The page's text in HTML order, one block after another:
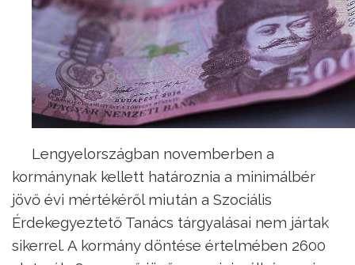
Lengyelországban novemberben a
kormánynak kellett határoznia a minimálbér
jövő évi mértékéről miután a Szociális
Érdekegyeztető Tanács tárgyalásai nem jártak
sikerrel. A kormány döntése értelmében 2600